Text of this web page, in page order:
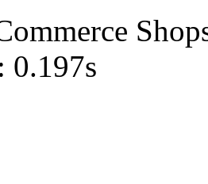
0.197s